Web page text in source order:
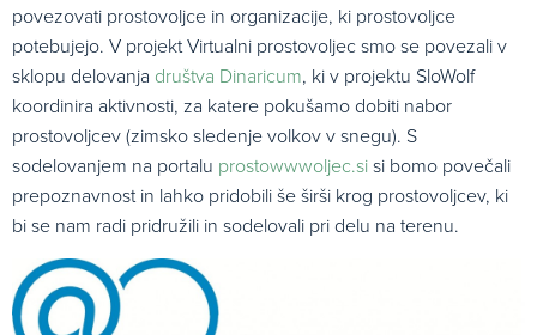
povezovati prostovoljce in organizacije, ki prostovoljce
potebujejo. V projekt Virtualni prostovoljec smo se povezali v
sklopu delovanja društva Dinaricum, ki v projektu SloWolf
koordinira aktivnosti, za katere pokušamo dobiti nabor
prostovoljcev (zimsko sledenje volkov v snegu). S
sodelovanjem na portalu prostowwwoljec.sisi bomo povečali
prepoznavnost in lahko pridobili še širši krog prostovoljcev, ki
bi se nam radi pridružili in sodelovali pri delu na terenu.